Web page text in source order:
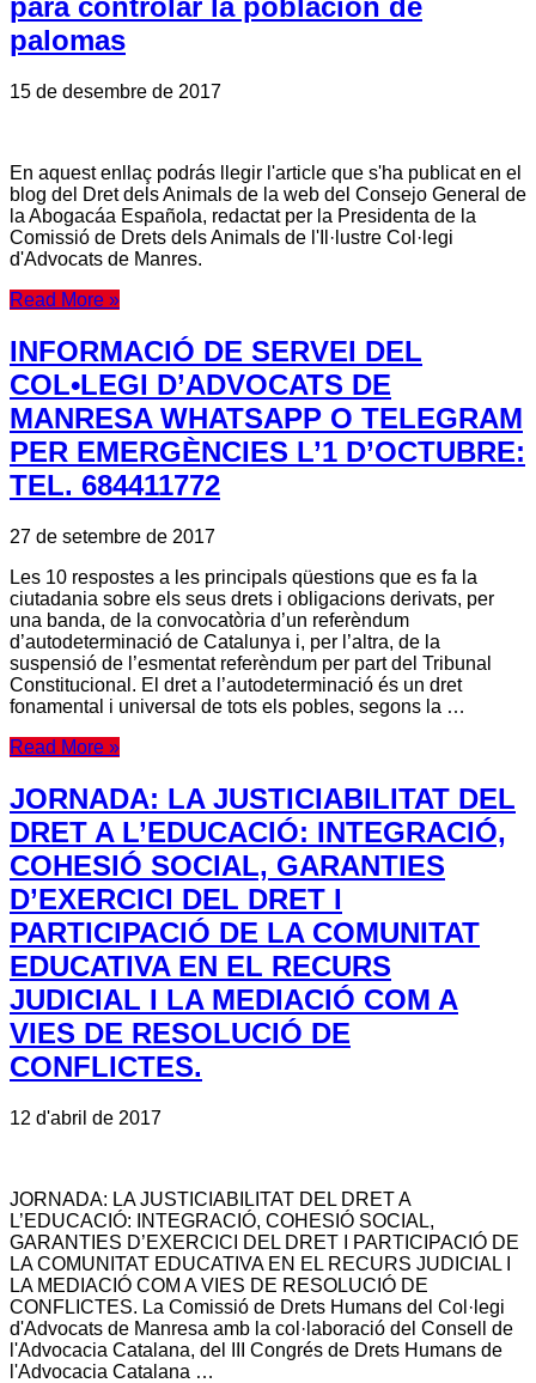
para controlar la población de
palomas
15 de desembre de 2017
En aquest enllaç podrás llegir l'article que s'ha publicat en el
blog del Dret dels Animals de la web del Consejo General de
la Abogacáa Española, redactat per la Presidenta de la
Comissió de Drets dels Animals de l'Il·lustre Col·legi
d'Advocats de Manres.
Read More »
INFORMACIÓ DE SERVEI DEL
COL•LEGI D’ADVOCATS DE
MANRESA WHATSAPP O TELEGRAM
PER EMERGÈNCIES L’1 D’OCTUBRE:
TEL. 684411772
27 de setembre de 2017
Les 10 respostes a les principals qüestions que es fa la
ciutadania sobre els seus drets i obligacions derivats, per
una banda, de la convocatòria d’un referèndum
d’autodeterminació de Catalunya i, per l’altra, de la
suspensió de l’esmentat referèndum per part del Tribunal
Constitucional. El dret a l’autodeterminació és un dret
fonamental i universal de tots els pobles, segons la …
Read More »
JORNADA: LA JUSTICIABILITAT DEL
DRET A L’EDUCACIÓ: INTEGRACIÓ,
COHESIÓ SOCIAL, GARANTIES
D’EXERCICI DEL DRET I
PARTICIPACIÓ DE LA COMUNITAT
EDUCATIVA EN EL RECURS
JUDICIAL I LA MEDIACIÓ COM A
VIES DE RESOLUCIÓ DE
CONFLICTES.
12 d'abril de 2017
JORNADA: LA JUSTICIABILITAT DEL DRET A
L’EDUCACIÓ: INTEGRACIÓ, COHESIÓ SOCIAL,
GARANTIES D’EXERCICI DEL DRET I PARTICIPACIÓ DE
LA COMUNITAT EDUCATIVA EN EL RECURS JUDICIAL I
LA MEDIACIÓ COM A VIES DE RESOLUCIÓ DE
CONFLICTES. La Comissió de Drets Humans del Col·legi
d'Advocats de Manresa amb la col·laboració del Consell de
l'Advocacia Catalana, del III Congrés de Drets Humans de
l'Advocacia Catalana …